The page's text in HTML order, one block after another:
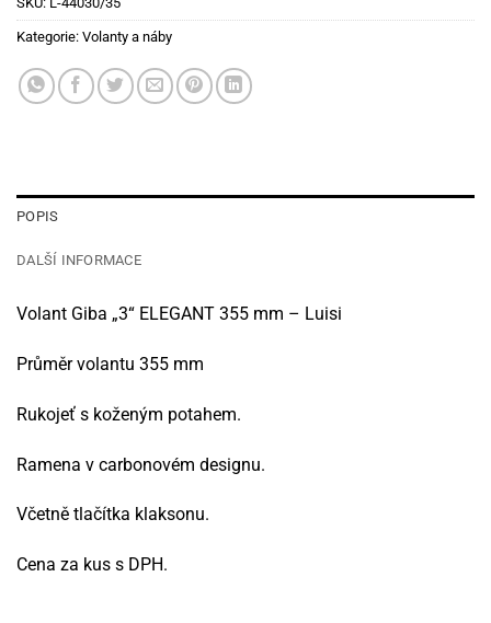
Kategorie: Volanty a náby
POPIS
DALŠÍ INFORMACE
Volant Giba „3“ ELEGANT 355 mm – Luisi
Průměr volantu 355 mm
Rukojeť s koženým potahem.
Ramena v carbonovém designu.
Včetně tlačítka klaksonu.
Cena za kus s DPH.